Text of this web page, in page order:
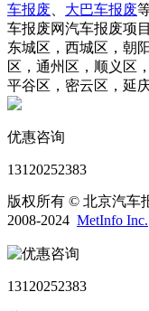
车报废
大巴车报废
车报废网汽车报废项
东城区，西城区，朝
区，通州区，顺义区
平谷区，密云区，延庆
优惠咨询
13120252383
版权所有 © 北京汽车
2008-2024 MetInfo Inc.
13120252383